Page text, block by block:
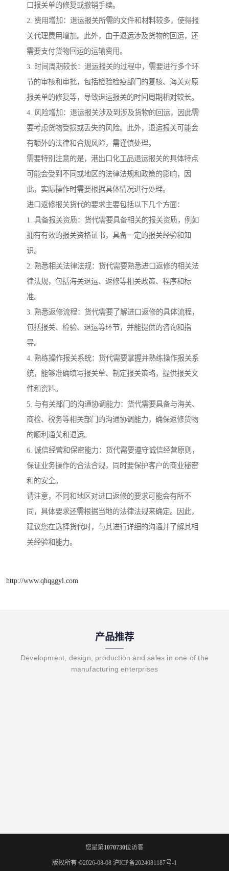
口报关单的修复或撤销手续。
2. 费用增加：退运报关所需的文件和材料较多，使得报
关代理费用增加。此外，由于退运涉及货物的回运，还
需要支付货物回运的运输费用。
3. 时间周期较长：退运报关的过程中，需要进行多个环
节的审核和审批，包括检验检疫部门的复核、海关对原
报关单的修复等，导致退运报关的时间周期相对较长。
4. 风险增加：退运报关涉及到涉及货物的回运，因此需
要考虑货物受损或丢失的风险。此外，退运报关可能会
有额外的法律和合规风险，需谨慎处理。
需要特别注意的是，港出口化工品退运报关的具体特点
可能会受到不同或地区的法律法规和政策的影响，因
此，实际操作时需要根据具体情况进行处理。
进口返修报关货代的要求主要包括以下几个方面：
1. 具备报关资质：货代需要具备相关的报关资质，例如
拥有有效的报关资格证书，具备一定的报关经验和知
识。
2. 熟悉相关法律法规：货代需要熟悉进口返修的相关法
律法规，包括海关退运、返修等相关政策、程序和标
准。
3. 熟悉返修流程：货代需要了解进口返修的具体流程，
包括报关、检验、退运等环节，并能提供的咨询和指
导。
4. 熟练操作报关系统：货代需要掌握并熟练操作报关系
统，能够准确填写报关单、制定报关策略，提供报关文
件和资料。
5. 与有关部门的沟通协调能力：货代需要具备与海关、
商检、税务等相关部门的沟通协调能力，确保返修货物
的顺利通关和退运。
6. 诚信经营和保密能力：货代需要遵守诚信经营原则，
保证业务操作的合法合规，同时要保护客户的商业秘密
和的安全。
请注意，不同和地区对进口返修的要求可能会有所不
同，具体要求还需根据当地的法律法规来确定。因此，
建议您在选择货代时，与其进行详细的沟通并了解其相
关经验和能力。
http://www.qhqggyl.com
产品推荐
Development, design, production and sales in one of the
manufacturing enterprises
您是第1070730位访客
版权所有 ©2026-08-08 沪ICP备2024081187号-1